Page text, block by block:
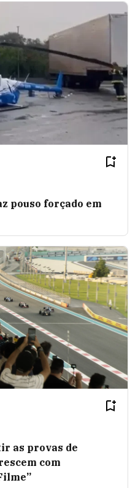
pouso forçado em
as provas de
com